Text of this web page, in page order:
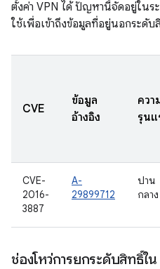
ตั้งค่า VPN ได้ ปัญหานี้จัดอยู่ในร
ใช้เพื่อเข้าถึงข้อมูลที่อยู่นอกระดั
CVE
ข้อมูล
อ้างอิง
ควา
รุนแ
CVE-
2016-
3887
A-
29899712
ปาน
กลาง
ช่องโหว่การยกระดับสิทธิ์ใน